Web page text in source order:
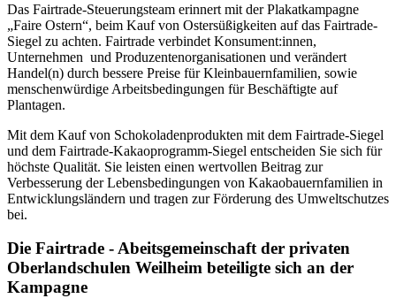
Das Fairtrade-Steuerungsteam erinnert mit der Plakatkampagne
„Faire Ostern“, beim Kauf von Ostersüßigkeiten auf das Fairtrade-
Siegel zu achten. Fairtrade verbindet Konsument:innen,
Unternehmen und Produzentenorganisationen und verändert
Handel(n) durch bessere Preise für Kleinbauernfamilien, sowie
menschenwürdige Arbeitsbedingungen für Beschäftigte auf
Plantagen.
Mit dem Kauf von Schokoladenprodukten mit dem Fairtrade-Siegel
und dem Fairtrade-Kakaoprogramm-Siegel entscheiden Sie sich für
höchste Qualität. Sie leisten einen wertvollen Beitrag zur
Verbesserung der Lebensbedingungen von Kakaobauernfamilien in
Entwicklungsländern und tragen zur Förderung des Umweltschutzes
bei.
Die Fairtrade - Abeitsgemeinschaft der privaten
Oberlandschulen Weilheim beteiligte sich an der
Kampagne